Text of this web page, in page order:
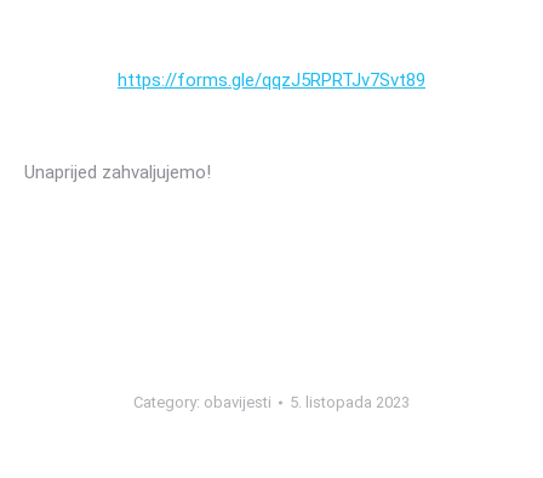
https://forms.gle/qqzJ5RPRTJv7Svt89
Unaprijed zahvaljujemo!
Category: obavijesti 5. listopada 2023